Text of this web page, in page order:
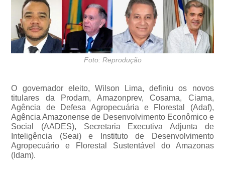
Foto: Reprodução
O governador eleito, Wilson Lima, definiu os novos
titulares da Prodam, Amazonprev, Cosama, Ciama,
Agência de Defesa Agropecuária e Florestal (Adaf),
Agência Amazonense de Desenvolvimento Econômico e
Social (AADES), Secretaria Executiva Adjunta de
Inteligência (Seai) e Instituto de Desenvolvimento
Agropecuário e Florestal Sustentável do Amazonas
(Idam).